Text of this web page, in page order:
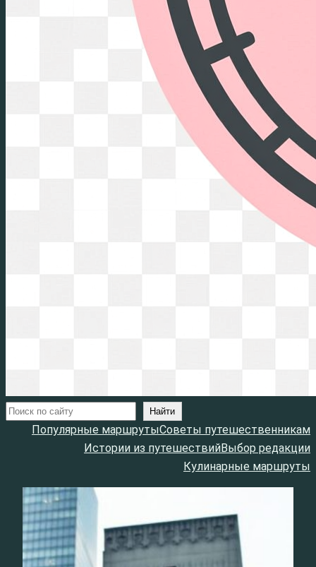
Поиск Найти
Популярные маршрутыСоветы путешественникам
Истории из путешествийВыбор редакции
Кулинарные маршруты